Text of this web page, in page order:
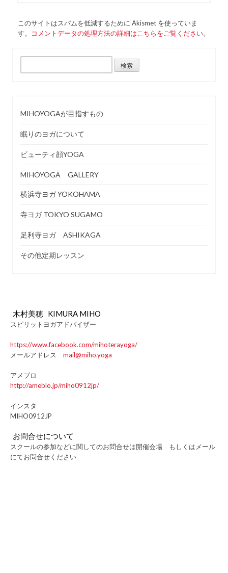
このサイトはスパムを低減するために Akismet を使っていま
す。
コメントデータの処理方法の詳細はこちらをご覧ください。
索:
MIHOYOGAが目指すもの
眠りのヨガについて
ビューティ顔YOGA
MIHOYOGA GALLERY
横浜寺ヨガ YOKOHAMA
寺ヨガ TOKYO SUGAMO
足利寺ヨガ ASHIKAGA
その他定期レッスン
木村美穂 KIMURA MIHO
スピリットヨガアドバイザー
https://www.facebook.com/mihoterayoga/
メールアドレス mail@miho.yoga
アメブロ
http://ameblo.jp/miho0912jp/
インスタ
MIHO0912JP
お問合せについて
スクールの参加などに関してのお問合せは開催会場 もしくはメール
にてお問合せください